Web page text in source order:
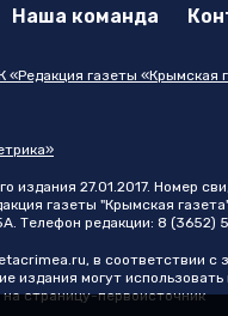
Наша команда
газеты «Крымская
издания 27.01.2017. Номер
газеты "Крымская
Телефон редакции: 8 (3652)
, в соответствии с
издания могут
страницу-первоисточник